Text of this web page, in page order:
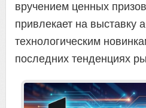
вручением ценных
привлекает на выставку
технологическим
последних тенденциях